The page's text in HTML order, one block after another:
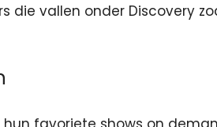
die vallen onder Discovery